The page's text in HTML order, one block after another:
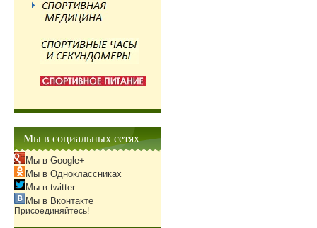
Мы в социальных сетях
Мы в Google+
Мы в Одноклассниках
Мы в twitter
Мы в Вконтакте
Присоединяйтесь!